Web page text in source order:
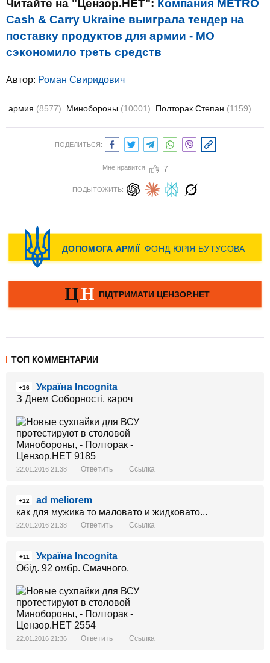
Читайте на "Цензор.НЕТ": Компания METRO
Cash & Carry Ukraine выиграла тендер на
поставку продуктов для армии - МО
сэкономило треть средств
Автор: Роман Свиридович
армия (8577) Минобороны (10001) Полторак Степан (1159)
ПОДЕЛИТЬСЯ:
Мне нравится 7
ПОДЫТОЖИТЬ:
ТОП КОММЕНТАРИИ
+16
Україна Incognita
З Днем Соборності, кароч
22.01.2016 21:38 Ответить Ссылка
+12
ad meliorem
как для мужика то маловато и жидковато...
22.01.2016 21:38 Ответить Ссылка
+11
Україна Incognita
Обід. 92 омбр. Смачного.
22.01.2016 21:36 Ответить Ссылка